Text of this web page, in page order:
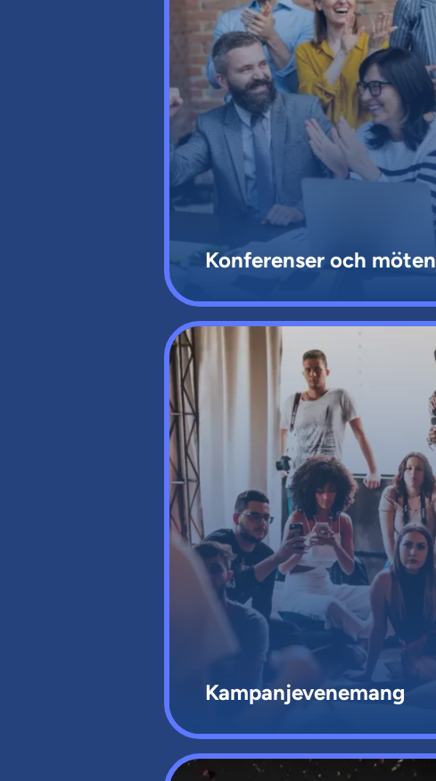
Konferenser och möten
Kampanjevenemang